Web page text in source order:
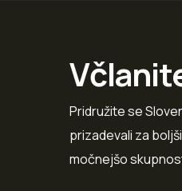
Pridružite se
prizadevali za
močnejšo